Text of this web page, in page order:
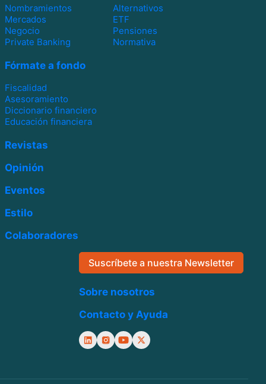
Nombramientos
Alternativos
Mercados
ETF
Negocio
Pensiones
Private Banking
Normativa
Fórmate a fondo
Fiscalidad
Asesoramiento
Diccionario financiero
Educación financiera
Revistas
Opinión
Eventos
Estilo
Colaboradores
Suscríbete a nuestra Newsletter
Sobre nosotros
Contacto y Ayuda